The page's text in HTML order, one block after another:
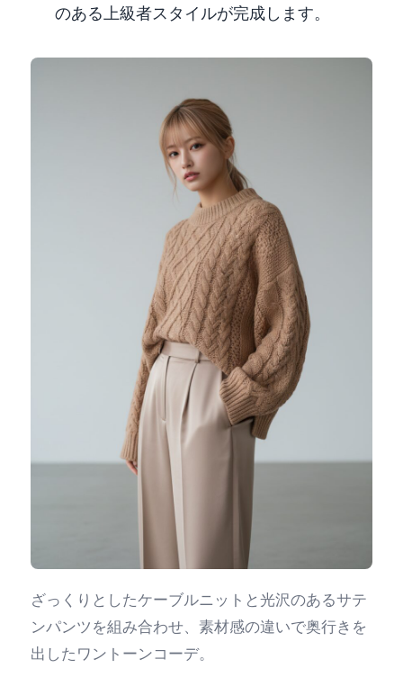
のある上級者スタイルが完成します。
ざっくりとしたケーブルニットと光沢のあるサテ
ンパンツを組み合わせ、素材感の違いで奥行きを
出したワントーンコーデ。